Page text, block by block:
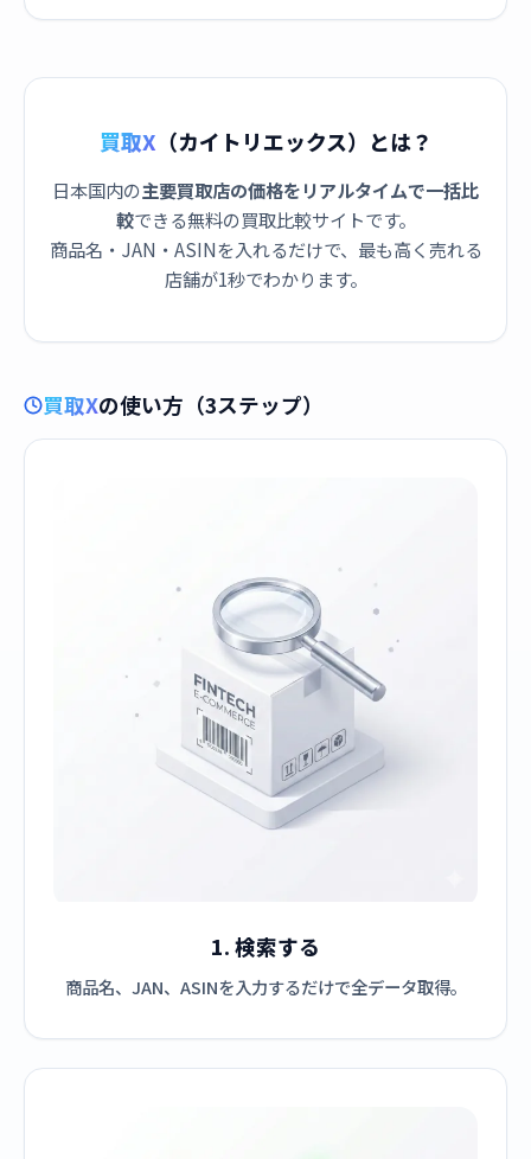
買取X （カイトリエックス）とは？
日本国内の主要買取店の価格をリアルタイムで一括比
較できる無料の買取比較サイトです。
商品名・JAN・ASINを入れるだけで、最も高く売れる
店舗が1秒でわかります。
買取Xの使い方（3ステップ）
1. 検索する
商品名、JAN、ASINを入力するだけで全データ取得。